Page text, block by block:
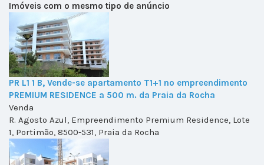
Imóveis com o mesmo tipo de anúncio
PR L1 1 B, Vende-se apartamento T1+1 no empreendimento
PREMIUM RESIDENCE a 500 m. da Praia da Rocha
Venda
R. Agosto Azul, Empreendimento Premium Residence, Lote
1, Portimão, 8500-531, Praia da Rocha